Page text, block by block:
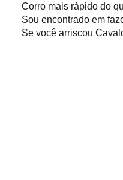
Corro mais rápido do
Sou encontrado em
Se você arriscou